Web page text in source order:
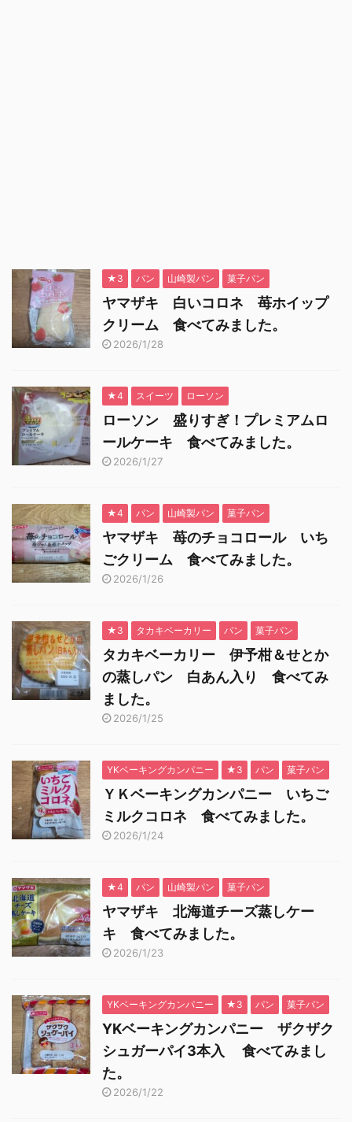
★3 パン 山崎製パン 菓子パン
ヤマザキ 白いコロネ 苺ホイップ
クリーム 食べてみました。
2026/1/28
★4 スイーツ ローソン
ローソン 盛りすぎ！プレミアムロ
ールケーキ 食べてみました。
2026/1/27
★4 パン 山崎製パン 菓子パン
ヤマザキ 苺のチョコロール いち
ごクリーム 食べてみました。
2026/1/26
★3 タカキベーカリー パン 菓子パン
タカキベーカリー 伊予柑＆せとか
の蒸しパン 白あん入り 食べてみ
ました。
2026/1/25
YKベーキングカンパニー ★3 パン 菓子パン
ＹＫベーキングカンパニー いちご
ミルクコロネ 食べてみました。
2026/1/24
★4 パン 山崎製パン 菓子パン
ヤマザキ 北海道チーズ蒸しケー
キ 食べてみました。
2026/1/23
YKベーキングカンパニー ★3 パン 菓子パン
YKベーキングカンパニー ザクザク
シュガーパイ3本入 食べてみまし
た。
2026/1/22